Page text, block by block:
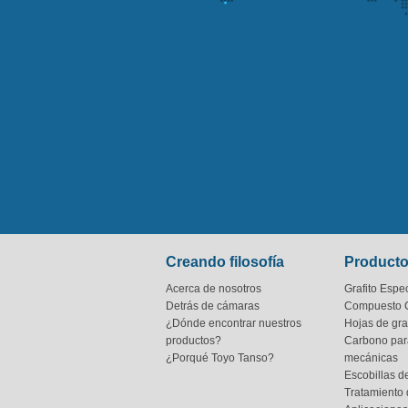
Creando filosofía
Acerca de nosotros
Detrás de cámaras
¿Dónde encontrar nuestros
productos?
¿Porqué Toyo Tanso?
Grafito
Compuesto
Hojas de
Carbono
mecánicas
Escobillas
Tratamiento